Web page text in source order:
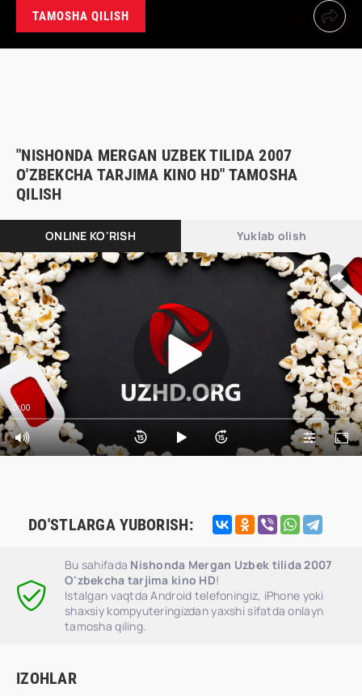
TAMOSHA QILISH
"NISHONDA MERGAN UZBEK TILIDA 2007
O'ZBEKCHA TARJIMA KINO HD" TAMOSHA
QILISH
ONLINE KO'RISH Yuklab olish
0:00 0:00
DO'STLARGA YUBORISH:
Bu sahifada Nishonda Mergan Uzbek tilida 2007
O'zbekcha tarjima kino HD!
Istalgan vaqtda Android telefoningiz, iPhone yoki
shaxsiy kompyuteringizdan yaxshi sifatda onlayn
tamosha qiling.
IZOHLAR